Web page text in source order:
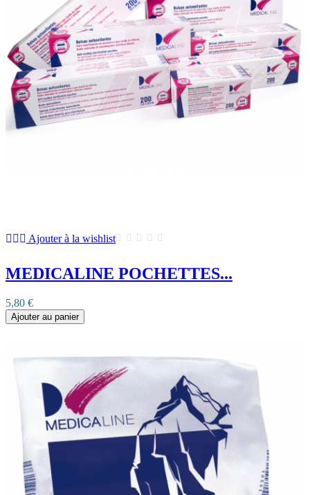
Ajouter à la wishlist
MEDICALINE POCHETTES...
5,80 €
Ajouter au panier